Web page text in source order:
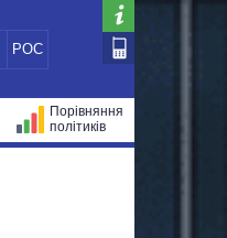
РОС
Порівняння
політиків